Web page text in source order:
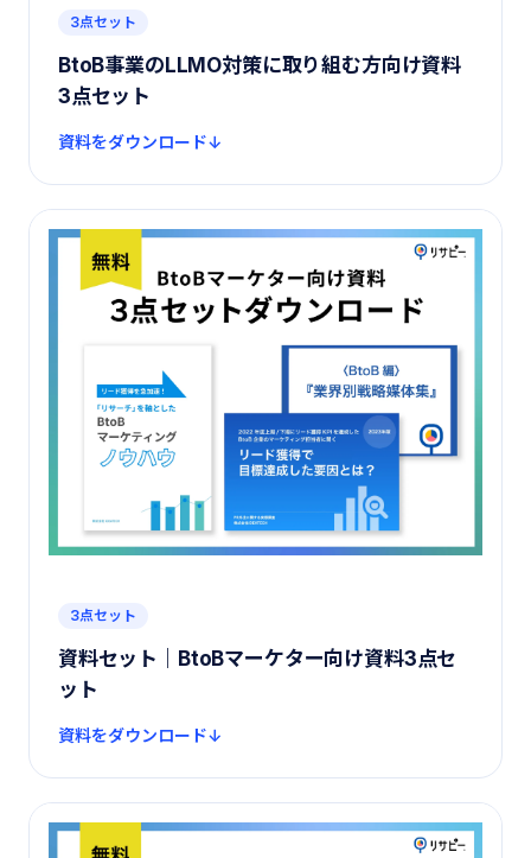
3点セット
BtoB事業のLLMO対策に取り組む方向け資料
3点セット
資料をダウンロード
3点セット
資料セット｜BtoBマーケター向け資料3点セ
ット
資料をダウンロード